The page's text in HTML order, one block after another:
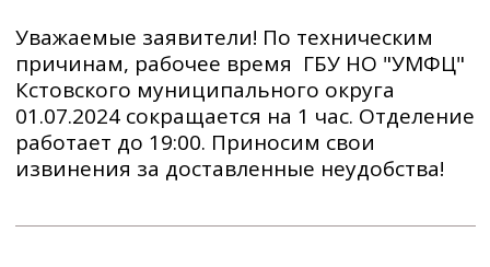
Уважаемые заявители! По техническим
причинам, рабочее время ГБУ НО "УМФЦ"
Кстовского муниципального округа
01.07.2024 сокращается на 1 час. Отделение
работает до 19:00. Приносим свои
извинения за доставленные неудобства!